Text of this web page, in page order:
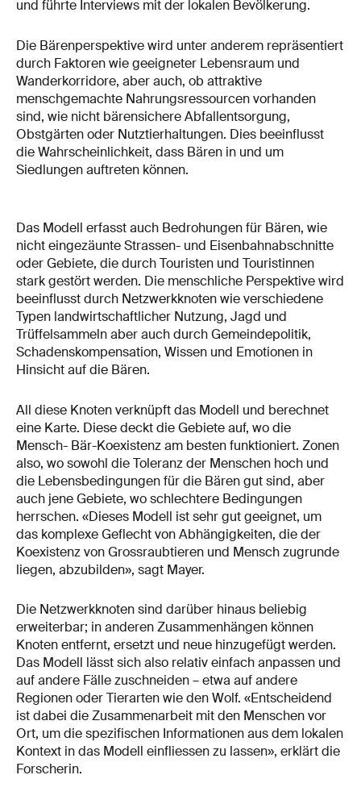
und führte Interviews mit der lokalen Bevölkerung.
Die Bärenperspektive wird unter anderem repräsentiert
durch Faktoren wie geeigneter Lebensraum und
Wanderkorridore, aber auch, ob attraktive
menschgemachte Nahrungsressourcen vorhanden
sind, wie nicht bärensichere Abfallentsorgung,
Obstgärten oder Nutztierhaltungen. Dies beeinflusst
die Wahrscheinlichkeit, dass Bären in und um
Siedlungen auftreten können.
Das Modell erfasst auch Bedrohungen für Bären, wie
nicht eingezäunte Strassen- und Eisenbahnabschnitte
oder Gebiete, die durch Touristen und Touristinnen
stark gestört werden. Die menschliche Perspektive wird
beeinflusst durch Netzwerkknoten wie verschiedene
Typen landwirtschaftlicher Nutzung, Jagd und
Trüffelsammeln aber auch durch Gemeindepolitik,
Schadenskompensation, Wissen und Emotionen in
Hinsicht auf die Bären.
All diese Knoten verknüpft das Modell und berechnet
eine Karte. Diese deckt die Gebiete auf, wo die
Mensch- Bär-Koexistenz am besten funktioniert. Zonen
also, wo sowohl die Toleranz der Menschen hoch und
die Lebensbedingungen für die Bären gut sind, aber
auch jene Gebiete, wo schlechtere Bedingungen
herrschen. «Dieses Modell ist sehr gut geeignet, um
das komplexe Geflecht von Abhängigkeiten, die der
Koexistenz von Grossraubtieren und Mensch zugrunde
liegen, abzubilden», sagt Mayer.
Die Netzwerkknoten sind darüber hinaus beliebig
erweiterbar; in anderen Zusammenhängen können
Knoten entfernt, ersetzt und neue hinzugefügt werden.
Das Modell lässt sich also relativ einfach anpassen und
auf andere Fälle zuschneiden – etwa auf andere
Regionen oder Tierarten wie den Wolf. «Entscheidend
ist dabei die Zusammenarbeit mit den Menschen vor
Ort, um die spezifischen Informationen aus dem lokalen
Kontext in das Modell einfliessen zu lassen», erklärt die
Forscherin.